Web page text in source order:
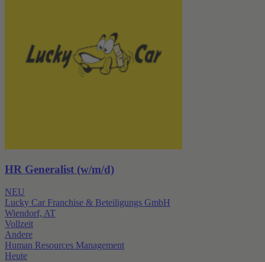
HR Generalist (w/m/d)
NEU
Lucky Car Franchise & Beteiligungs GmbH
Wiendorf, AT
Vollzeit
Andere
Human Resources Management
Heute